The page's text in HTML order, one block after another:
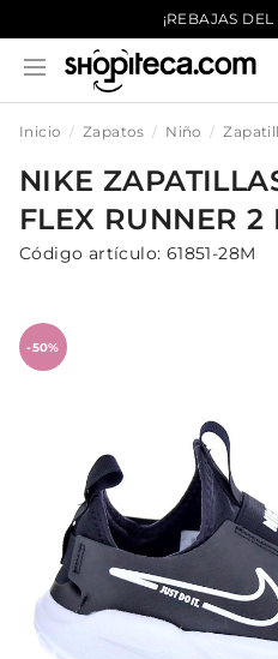
¡REBAJAS
Inicio Zapatos Niño
NIKE
FLEX RUNNER 2
Código artículo: 61851-28M
-50%